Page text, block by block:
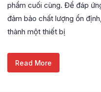
phẩm cuối cùng. Để đáp
đảm bảo chất lượng ổn
thành một thiết bị
Read More